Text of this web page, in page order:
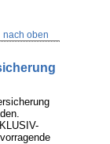
nach oben